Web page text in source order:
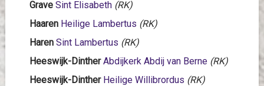
Grave Sint Elisabeth (RK)
Haaren Heilige Lambertus (RK)
Haren Sint Lambertus (RK)
Heeswijk-Dinther Abdijkerk Abdij van Berne (RK)
Heeswijk-Dinther Heilige Willibrordus (RK)